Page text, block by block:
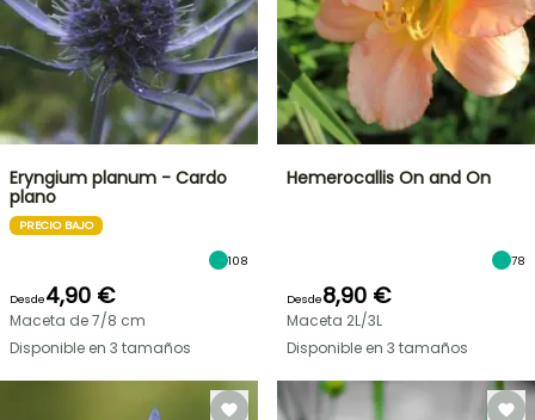
Eryngium planum - Cardo
plano
PRECIO BAJO
108
Desde4,90 €
Maceta de 7/8 cm
Disponible en 3 tamaños
Hemerocallis On and On
78
Desde8,90 €
Maceta 2L/3L
Disponible en 3 tamaños